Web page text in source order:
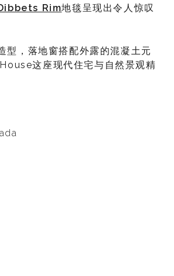
Rim地毯呈现出令人惊叹
型，落地窗搭配外露的混凝土元
这座现代住宅与自然景观精